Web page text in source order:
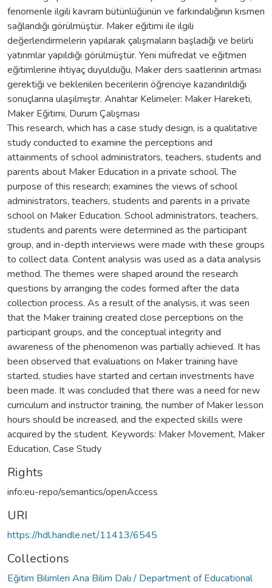
fenomenle ilgili kavram bütünlüğünün ve farkındalığının kısmen
sağlandığı görülmüştür. Maker eğitimi ile ilgili
değerlendirmelerin yapılarak çalışmaların başladığı ve belirli
yatırımlar yapıldığı görülmüştür. Yeni müfredat ve eğitmen
eğitimlerine ihtiyaç duyulduğu, Maker ders saatlerinin artması
gerektiği ve beklenilen becerilerin öğrenciye kazandırıldığı
sonuçlarına ulaşılmıştır. Anahtar Kelimeler: Maker Hareketi,
Maker Eğitimi, Durum Çalışması
This research, which has a case study design, is a qualitative
study conducted to examine the perceptions and
attainments of school administrators, teachers, students and
parents about Maker Education in a private school. The
purpose of this research; examines the views of school
administrators, teachers, students and parents in a private
school on Maker Education. School administrators, teachers,
students and parents were determined as the participant
group, and in-depth interviews were made with these groups
to collect data. Content analysis was used as a data analysis
method. The themes were shaped around the research
questions by arranging the codes formed after the data
collection process. As a result of the analysis, it was seen
that the Maker training created close perceptions on the
participant groups, and the conceptual integrity and
awareness of the phenomenon was partially achieved. It has
been observed that evaluations on Maker training have
started, studies have started and certain investments have
been made. It was concluded that there was a need for new
curriculum and instructor training, the number of Maker lesson
hours should be increased, and the expected skills were
acquired by the student. Keywords: Maker Movement, Maker
Education, Case Study
Rights
info:eu-repo/semantics/openAccess
URI
https://hdl.handle.net/11413/6545
Collections
Eğitim Bilimleri Ana Bilim Dalı / Department of Educational